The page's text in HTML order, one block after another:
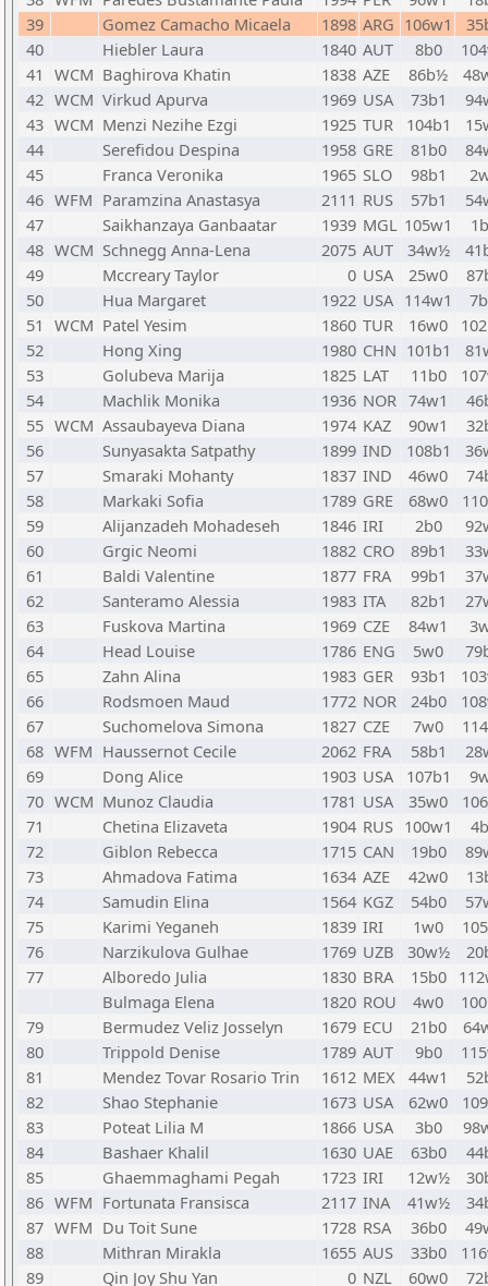
39
Gomez Camacho Micaela 1898 ARG 106w1
40
Hiebler Laura 1840 AUT 8b0
41 WCM Baghirova Khatin 1838 AZE 86b½
42 WCM Virkud Apurva 1969 USA 73b1
43 WCM Menzi Nezihe Ezgi 1925 TUR 104b1
44
Serefidou Despina 1958 GRE 81b0
45
Franca Veronika 1965 SLO 98b1
46 WFM Paramzina Anastasya 2111 RUS 57b1
47
Saikhanzaya Ganbaatar 1939 MGL 105w1
48 WCM Schnegg Anna-Lena 2075 AUT 34w½
49
Mccreary Taylor 0 USA 25w0
50
Hua Margaret 1922 USA 114w1
51 WCM Patel Yesim 1860 TUR 16w0
52
Hong Xing 1980 CHN 101b1
53
Golubeva Marija 1825 LAT 11b0
54
Machlik Monika 1936 NOR 74w1
55 WCM Assaubayeva Diana 1974 KAZ 90w1
56
Sunyasakta Satpathy 1899 IND 108b1
57
Smaraki Mohanty 1837 IND 46w0
58
Markaki Sofia 1789 GRE 68w0
59
Alijanzadeh Mohadeseh 1846 IRI 2b0
60
Grgic Neomi 1882 CRO 89b1
61
Baldi Valentine 1877 FRA 99b1
62
Santeramo Alessia 1983 ITA 82b1
63
Fuskova Martina 1969 CZE 84w1
64
Head Louise 1786 ENG 5w0
65
Zahn Alina 1983 GER 93b1
66
Rodsmoen Maud 1772 NOR 24b0
67
Suchomelova Simona 1827 CZE 7w0
68 WFM Haussernot Cecile 2062 FRA 58b1
69
Dong Alice 1903 USA 107b1
70 WCM Munoz Claudia 1781 USA 35w0
71
Chetina Elizaveta 1904 RUS 100w1
72
Giblon Rebecca 1715 CAN 19b0
73
Ahmadova Fatima 1634 AZE 42w0
74
Samudin Elina 1564 KGZ 54b0
75
Karimi Yeganeh 1839 IRI 1w0
76
Narzikulova Gulhae 1769 UZB 30w½
77
Alboredo Julia 1830 BRA 15b0
Bulmaga Elena
1820 ROU 4w0
79
Bermudez Veliz Josselyn 1679 ECU 21b0
80
Trippold Denise 1789 AUT 9b0
81
Mendez Tovar Rosario Trin 1612 MEX 44w1
82
Shao Stephanie 1673 USA 62w0
83
Poteat Lilia M 1866 USA 3b0
84
Bashaer Khalil 1630 UAE 63b0
85
Ghaemmaghami Pegah 1723 IRI 12w½
86 WFM Fortunata Fransisca 2117 INA 41w½
87 WFM Du Toit Sune 1728 RSA 36b0
88
Mithran Mirakla 1655 AUS 33b0
89
Qin Joy Shu Yan 0 NZL 60w0